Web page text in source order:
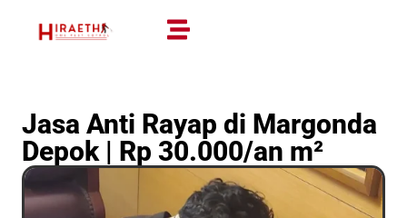
Jasa Anti Rayap di Margonda
Depok | Rp 30.000/an m²